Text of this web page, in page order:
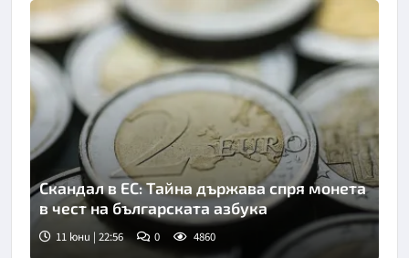
Скандал в ЕС: Тайна държава спря монета
в чест на българската азбука
11 юни | 22:56 0 4860